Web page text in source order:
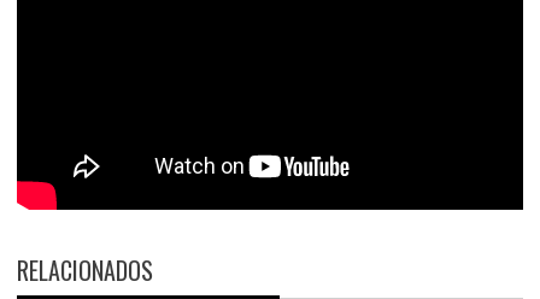
RELACIONADOS